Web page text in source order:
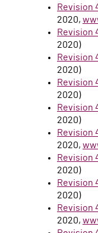
Revision
2020,
Revision
2020)
Revision
2020)
Revision
2020)
Revision
2020)
Revision
2020,
Revision
2020)
Revision
2020)
Revision
2020,